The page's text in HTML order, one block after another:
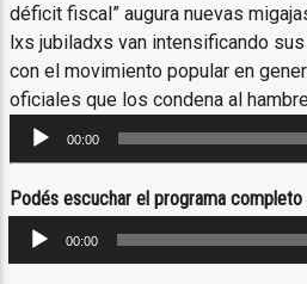
déficit fiscal” augura nuevas
lxs jubiladxs van intensificando
con el movimiento popular en
oficiales que los condena al
Reproductor
audio
00:00
Podés escuchar el programa completo
Reproductor
00:00